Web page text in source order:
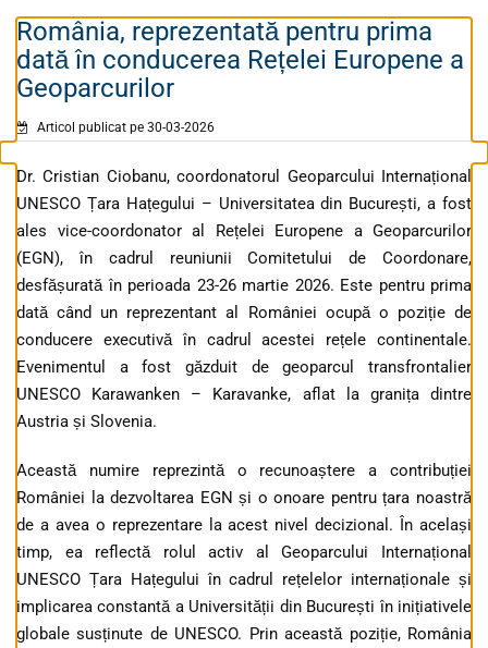
România, reprezentată pentru prima
dată în conducerea Rețelei Europene a
Geoparcurilor
Articol publicat pe 30-03-2026
Dr. Cristian Ciobanu, coordonatorul Geoparcului Internațional
UNESCO Țara Hațegului – Universitatea din București, a fost
ales vice-coordonator al Rețelei Europene a Geoparcurilor
(EGN), în cadrul reuniunii Comitetului de Coordonare,
desfășurată în perioada 23-26 martie 2026. Este pentru prima
dată când un reprezentant al României ocupă o poziție de
conducere executivă în cadrul acestei rețele continentale.
Evenimentul a fost găzduit de geoparcul transfrontalier
UNESCO Karawanken – Karavanke, aflat la granița dintre
Austria și Slovenia.
Această numire reprezintă o recunoaștere a contribuției
României la dezvoltarea EGN și o onoare pentru țara noastră
de a avea o reprezentare la acest nivel decizional. În același
timp, ea reflectă rolul activ al Geoparcului Internațional
UNESCO Țara Hațegului în cadrul rețelelor internaționale și
implicarea constantă a Universității din București în inițiativele
globale susținute de UNESCO. Prin această poziție, România